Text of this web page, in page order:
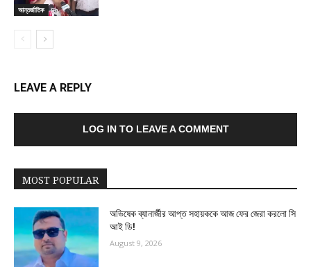
আন্তর্জাতিক
LEAVE A REPLY
LOG IN TO LEAVE A COMMENT
MOST POPULAR
অভিষেক ব্যানার্জীর আপ্ত সহায়ককে আজ ফের জেরা করলো সি
আই ডি!
August 9, 2026